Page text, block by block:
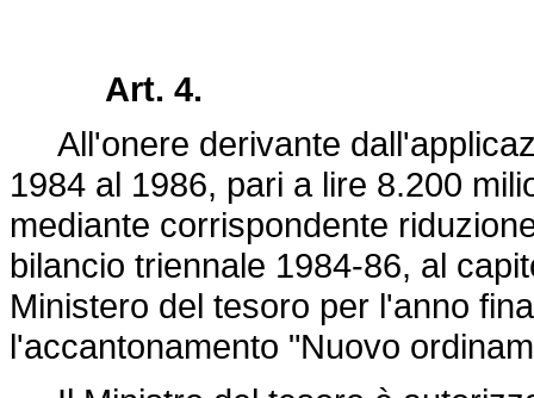
Art. 4.
All'onere derivante
1984 al 1986, pari a lire 8.200
mediante corrispondente
bilancio triennale 1984-86, al
Ministero del tesoro per l'anno
l'accantonamento "Nuovo